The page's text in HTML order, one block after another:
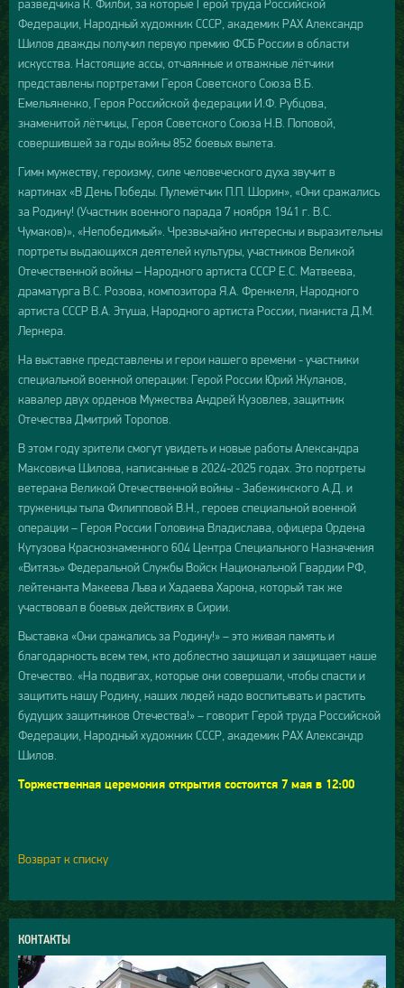
разведчика К. Филби, за которые Герой труда Российской
Федерации, Народный художник СССР, академик РАХ Александр
Шилов дважды получил первую премию ФСБ России в области
искусства. Настоящие ассы, отчаянные и отважные лётчики
представлены портретами Героя Советского Союза В.Б.
Емельяненко, Героя Российской федерации И.Ф. Рубцова,
знаменитой лётчицы, Героя Советского Союза Н.В. Поповой,
совершившей за годы войны 852 боевых вылета.
Гимн мужеству, героизму, силе человеческого духа звучит в
картинах «В День Победы. Пулемётчик П.П. Шорин», «Они сражались
за Родину! (Участник военного парада 7 ноября 1941 г. В.С.
Чумаков)», «Непобедимый». Чрезвычайно интересны и выразительны
портреты выдающихся деятелей культуры, участников Великой
Отечественной войны – Народного артиста СССР Е.С. Матвеева,
драматурга В.С. Розова, композитора Я.А. Френкеля, Народного
артиста СССР В.А. Этуша, Народного артиста России, пианиста Д.М.
Лернера.
На выставке представлены и герои нашего времени - участники
специальной военной операции: Герой России Юрий Жуланов,
кавалер двух орденов Мужества Андрей Кузовлев, защитник
Отечества Дмитрий Торопов.
В этом году зрители смогут увидеть и новые работы Александра
Максовича Шилова, написанные в 2024-2025 годах. Это портреты
ветерана Великой Отечественной войны - Забежинского А.Д. и
труженицы тыла Филипповой В.Н., героев специальной военной
операции – Героя России Головина Владислава, офицера Ордена
Кутузова Краснознаменного 604 Центра Специального Назначения
«Витязь» Федеральной Службы Войск Национальной Гвардии РФ,
лейтенанта Макеева Льва и Хадаева Харона, который так же
участвовал в боевых действиях в Сирии.
Выставка «Они сражались за Родину!» – это живая память и
благодарность всем тем, кто доблестно защищал и защищает наше
Отечество. «На подвигах, которые они совершали, чтобы спасти и
защитить нашу Родину, наших людей надо воспитывать и растить
будущих защитников Отечества!» – говорит Герой труда Российской
Федерации, Народный художник СССР, академик РАХ Александр
Шилов.
Торжественная церемония открытия состоится 7 мая в 12:00
Возврат к списку
КОНТАКТЫ